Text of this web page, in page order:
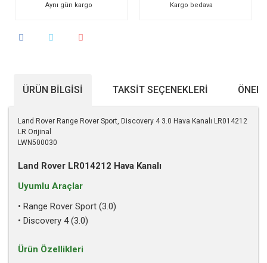
Aynı gün kargo Kargo bedava
ÜRÜN BILGISI TAKSIT SEÇENEKLERI
Land Rover Range Rover Sport, Discovery 4 3.0 Hava Kanalı LR014212
LR Orijinal
LWN500030
Land Rover LR014212 Hava Kanalı
Uyumlu Araçlar
• Range Rover Sport (3.0)
• Discovery 4 (3.0)
Ürün Özellikleri